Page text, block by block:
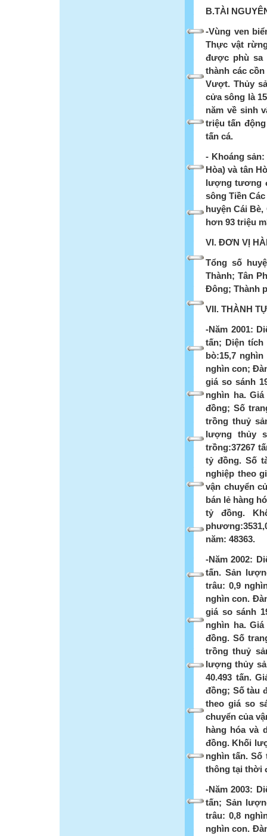
B.TÀI
-Vùng ven
Thực vật
được phù sa
thành các
Vượt. Thủy
cửa sông là
năm về sinh
triệu tấn
tấn cá.
- Khoáng
Hòa) và tân
lượng tương
sông Tiền
huyện Cái
hơn 93 triệu
VI. ĐƠN VỊ
Tổng số
Thành; Tân
Đông; Thành
VII. THÀNH
-Năm 2001:
tấn; Diện tích
bò:15,7
nghìn con;
giá so sánh
nghìn ha.
đồng; Số
trồng thuỷ
lượng thủy
trồng:37267
tỷ đồng. Số
nghiệp theo
vận chuyển
bán lẻ hàng
tỷ đồng.
năm: 48363.
-Năm 2002:
tấn. Sản
trâu: 0,9
nghìn con.
giá so sánh
nghìn ha.
đồng. Số
trồng thuỷ
lượng thủy
40.493 tấn.
đồng; Số tàu
theo giá so
chuyển của
hàng hóa và
đồng. Khối
nghìn tấn. Số
thông tại thời
-Năm 2003:
tấn; Sản
trâu: 0,8
nghìn con.